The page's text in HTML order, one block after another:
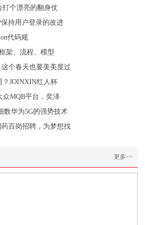
个漂亮的翻身仗
持用户登录的改进
代码规
架、流程、模型
个春天也要美美度过
？JOINXIN红人杯
众MQB平台，奕泽
数华为5G的强势技术
药百岗招聘，为梦想找
更多>>